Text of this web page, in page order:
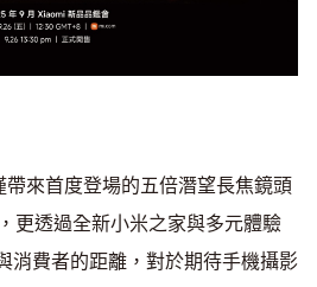
來首度登場的五倍潛望長焦鏡頭
更透過全新小米之家與多元體驗
消費者的距離，對於期待手機攝影